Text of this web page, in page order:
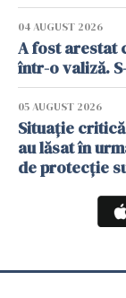
04 AUGUST 2026
A fost arestat
într-o valiză.
05 AUGUST 2026
Situație
au lăsat în
de protecție